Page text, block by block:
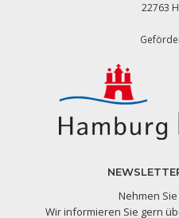
22763
Nehmen
Wir informieren Sie gern